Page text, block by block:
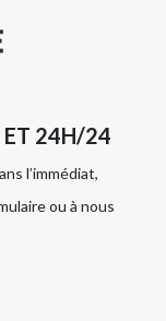
ET 24H/24
l’immédiat,
ou à nous